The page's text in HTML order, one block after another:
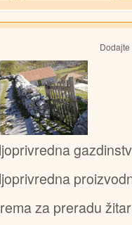
za preradu